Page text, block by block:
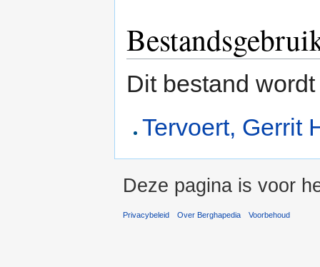
Dit bestand
Tervoert, Gerrit
Deze pagina is voor
Privacybeleid Over Berghapedia Voorbehoud